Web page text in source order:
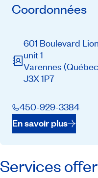
Coordonnées
601 Boulevard
unit 1
Varennes
J3X 1P7
450-929-3384
En savoir plus
Services